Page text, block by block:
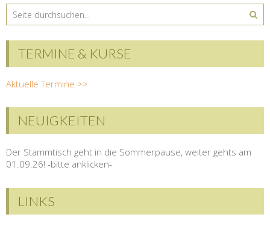
TERMINE & KURSE
Aktuelle Termine >>
NEUIGKEITEN
Der Stammtisch geht in die Sommerpause, weiter gehts am
01.09.26! -bitte anklicken-
LINKS